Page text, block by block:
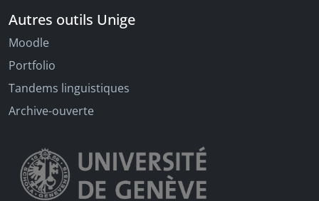
Autres outils Unige
Moodle
Portfolio
Tandems linguistiques
Archive-ouverte